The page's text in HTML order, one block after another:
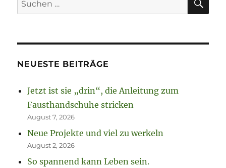
nach:
NEUESTE BEITRÄGE
Jetzt ist sie „drin“, die Anleitung zum
Fausthandschuhe stricken
August 7, 2026
Neue Projekte und viel zu werkeln
August 2, 2026
So spannend kann Leben sein.